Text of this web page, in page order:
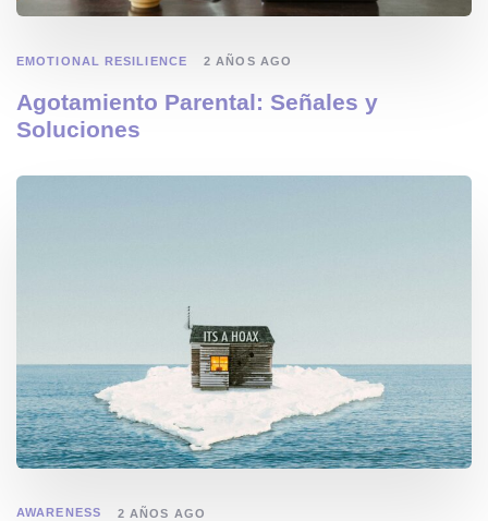
EMOTIONAL RESILIENCE 2 AÑOS AGO
Agotamiento Parental: Señales y
Soluciones
AWARENESS 2 AÑOS AGO